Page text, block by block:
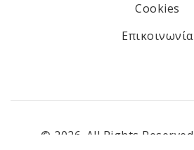
Cookies
Επικοινωνία
© 2026. All Rights Reserved.